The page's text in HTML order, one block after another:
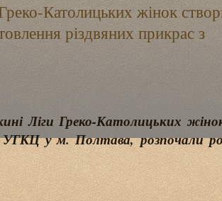
Католицьких жінок
різдвяних прикрас з
Ліги Греко-Католицьких
УГКЦ у м. Полтава, розпочали